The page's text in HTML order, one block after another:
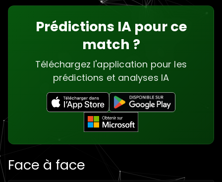
Prédictions IA pour ce
match ?
Téléchargez l'application pour les
prédictions et analyses IA
Face à face